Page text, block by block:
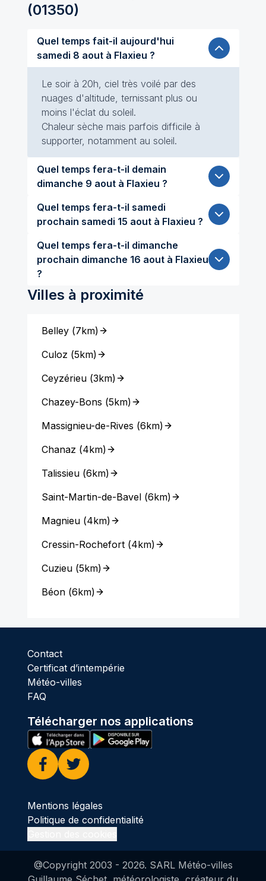
(01350)
Quel temps fait-il aujourd'hui
samedi 8 aout à Flaxieu ?
Le soir à 20h, ciel très voilé par des
nuages d'altitude, ternissant plus ou
moins l'éclat du soleil.
Chaleur sèche mais parfois difficile à
supporter, notamment au soleil.
Quel temps fera-t-il demain
dimanche 9 aout à Flaxieu ?
Quel temps fera-t-il samedi
prochain samedi 15 aout à Flaxieu ?
Quel temps fera-t-il dimanche
prochain dimanche 16 aout à Flaxieu
?
Villes à proximité
Belley(7km)
Culoz (5km)
Ceyzérieu(3km)
Chazey-Bons (5km)
Massignieu-de-Rives (6km)
Chanaz (4km)
Talissieu(6km)
Saint-Martin-de-Bavel(6km)
Magnieu(4km)
Cressin-Rochefort(4km)
Cuzieu(5km)
Béon(6km)
Contact
Certificat d’intempérie
Météo-villes
FAQ
Télécharger nos applications
Facebook
Twitter
Mentions légales
Politique de confidentialité
@Copyright 2003 - 2026. SARL Météo-villes